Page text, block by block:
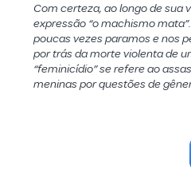
Com certeza, ao longo de sua
expressão “o machismo
poucas vezes paramos e nos
por trás da morte violenta de
“feminicídio” se refere ao
meninas por questões de